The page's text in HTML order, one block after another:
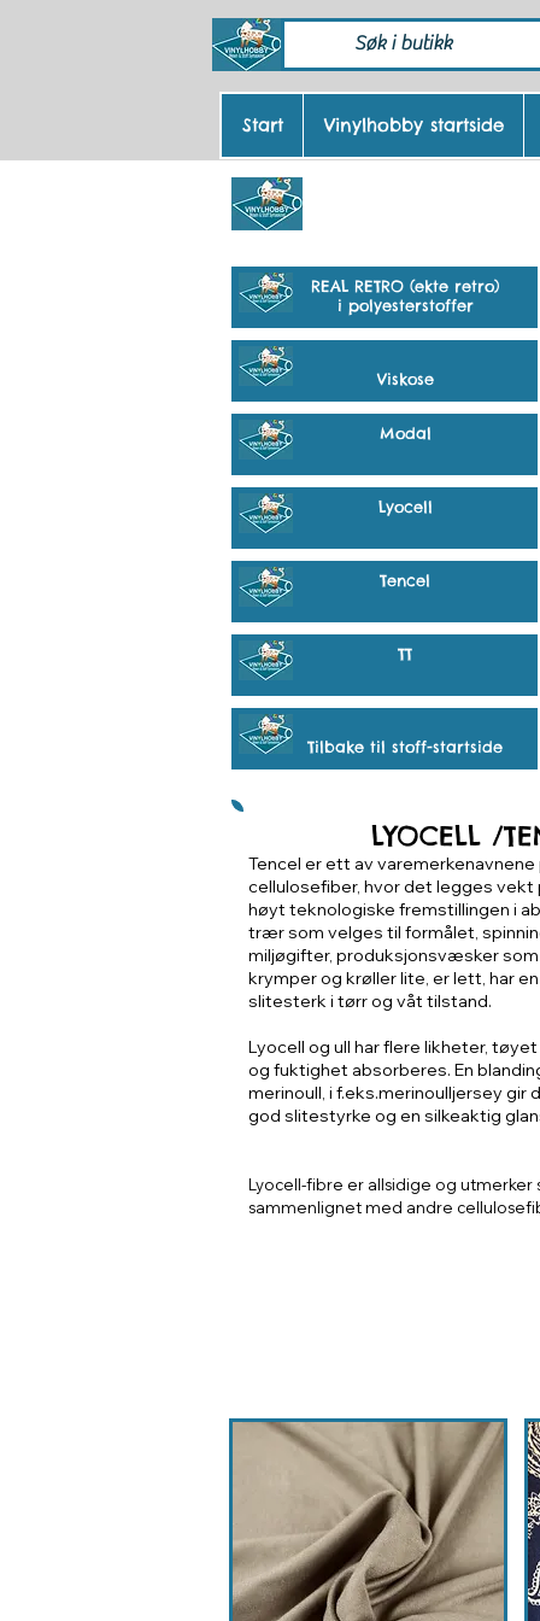
REAL RETRO (ekte retro)
i polyesterstoffer
Viskose
Modal
Lyocell
Tencel
TT
Tilbake til stoff-startside
LYOCELL /
Tencel er ett av varemerkenavnene
cellulosefiber, hvor det legges vekt
høyt teknologiske fremstillingen i
trær som velges til formålet,
miljøgifter, produksjonsvæsker som
krymper og krøller lite, er lett, har
slitesterk i tørr og våt tilstand.
Lyocell og ull har flere likheter,
og fuktighet absorberes. En
merinoull, i f.eks.merinoulljersey
god slitestyrke og en silkeaktig
Lyocell-fibre er allsidige og utmerker
sammenlignet med andre
Start Vinylhobby startside